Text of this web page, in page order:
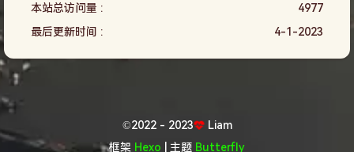
本站总访问量 :
4977
最后更新时间 :
4-1-2023
©2022 - 2023
Liam
框架 Hexo 主题 Butterfly